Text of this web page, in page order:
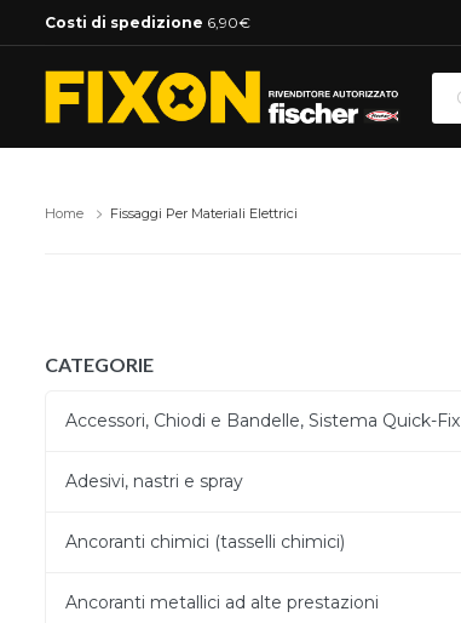
Costi di spedizione 6,90€
Home Fissaggi Per Materiali Elettrici
CATEGORIE
Accessori, Chiodi e Bandelle, Sistema Quick-Fix
Adesivi, nastri e spray
Ancoranti chimici (tasselli chimici)
Ancoranti metallici ad alte prestazioni